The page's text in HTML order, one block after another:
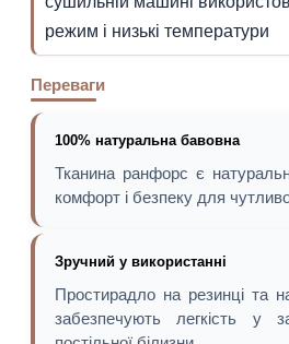
режим і низькі температури
Переваги
100% натуральна бавовна
Тканина ранфорс є
комфорт і безпеку для
Зручний у використанні
Простирадло на резинці та
забезпечують легкість у